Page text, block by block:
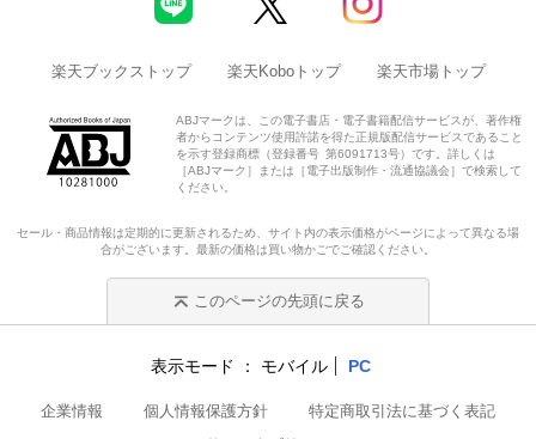
楽天ブックストップ 楽天Koboトップ 楽天市場トップ
ABJマークは、この電子書店・電子書籍配信サービスが、著作権
者からコンテンツ使用許諾を得た正規版配信サービスであること
を示す登録商標（登録番号 第6091713号）です。詳しくは
［ABJマーク］または［電子出版制作・流通協議会］で検索して
ください。
セール・商品情報は定期的に更新されるため、サイト内の表示価格がページによって異なる場
合がございます。最新の価格は買い物かごでご確認ください。
このページの先頭に戻る
表示モード モバイル PC
企業情報 個人情報保護方針
特定商取引法に基づく表記